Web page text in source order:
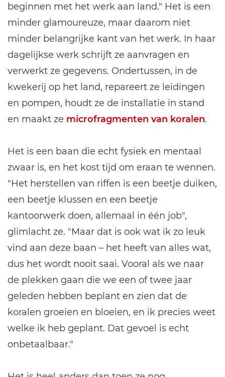
beginnen met het werk aan land." Het is een
minder glamoureuze, maar daarom niet
minder belangrijke kant van het werk. In haar
dagelijkse werk schrijft ze aanvragen en
verwerkt ze gegevens. Ondertussen, in de
kwekerij op het land, repareert ze leidingen
en pompen, houdt ze de installatie in stand
en maakt ze microfragmenten van koralen.
Het is een baan die echt fysiek en mentaal
zwaar is, en het kost tijd om eraan te wennen.
"Het herstellen van riffen is een beetje duiken,
een beetje klussen en een beetje
kantoorwerk doen, allemaal in één job",
glimlacht ze. "Maar dat is ook wat ik zo leuk
vind aan deze baan – het heeft van alles wat,
dus het wordt nooit saai. Vooral als we naar
de plekken gaan die we een of twee jaar
geleden hebben beplant en zien dat de
koralen groeien en bloeien, en ik precies weet
welke ik heb geplant. Dat gevoel is echt
onbetaalbaar."